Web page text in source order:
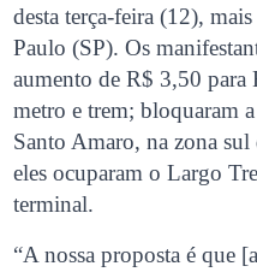
desta terça-feira (12),
Paulo (SP). Os
aumento de R$ 3,50
metro e trem; bloquaram
Santo Amaro, na zona
eles ocuparam o Largo
terminal.
“A nossa proposta é que